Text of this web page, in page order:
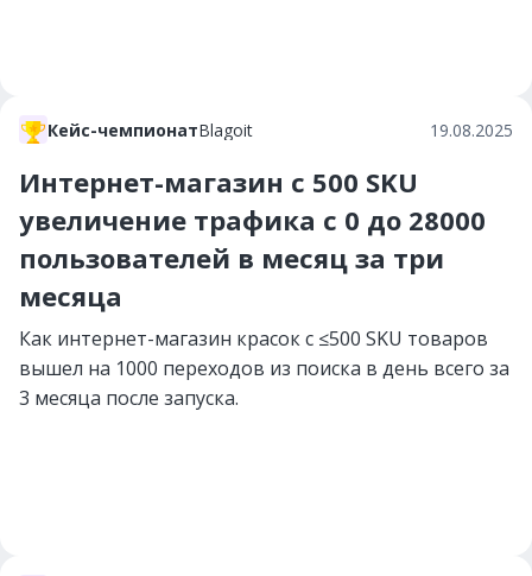
Кейс-чемпионатВlagoit 19.08.2025
Интернет-магазин с 500 SKU
увеличение трафика с 0 до 28000
пользователей в месяц за три
месяца
Как интернет-магазин красок с ≤500 SKU товаров
вышел на 1000 переходов из поиска в день всего за
3 месяца после запуска.